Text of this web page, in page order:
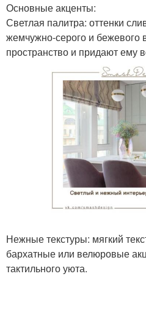
Основные акценты:
Светлая палитра: оттенки
жемчужно-серого и бежевого
пространство и придают ему
Нежные текстуры: мягкий
бархатные или велюровые
тактильного уюта.